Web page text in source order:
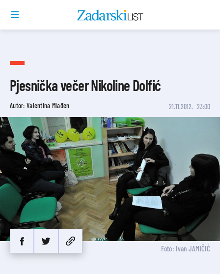
Pjesnička večer Nikoline Dolfić
Autor: Valentina Mlađen 21.11.2012. 23:00
Foto: Ivan JAMIČIĆ